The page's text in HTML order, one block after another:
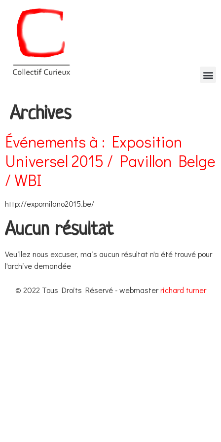
Archives
Événements à : Exposition
Universel 2015 / Pavillon Belge
/ WBI
http://expomilano2015.be/
Aucun résultat
Veuillez nous excuser, mais aucun résultat n'a été trouvé pour
l'archive demandée
© 2022 Tous Droits Réservé - webmasterrichard turner